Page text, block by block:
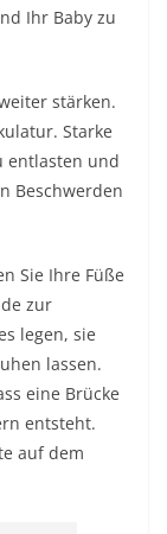
Ihr Baby zu
stärken.
Starke
entlasten und
Beschwerden
Sie Ihre Füße
zur
legen, sie
lassen.
eine Brücke
entsteht.
auf dem